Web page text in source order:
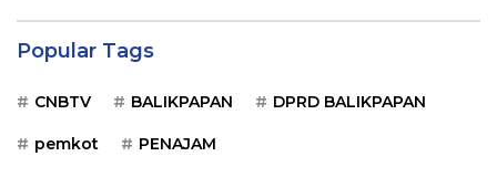
Popular Tags
CNBTV BALIKPAPAN DPRD BALIKPAPAN
pemkot PENAJAM